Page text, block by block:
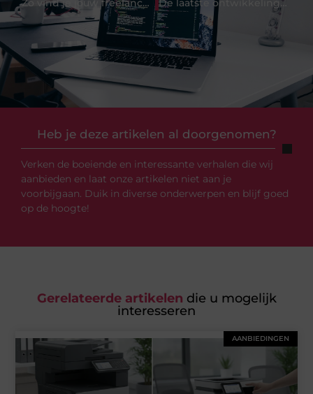
Heb je deze artikelen al doorgenomen?
Verken de boeiende en interessante verhalen die wij
aanbieden en laat onze artikelen niet aan je
voorbijgaan. Duik in diverse onderwerpen en blijf goed
op de hoogte!
Zo vind je jouw freelance klussen makkelijk online De laatste ontwikkelingen in de industriële sector
Gerelateerde artikelen die u mogelijk
interesseren
AANBIEDINGEN